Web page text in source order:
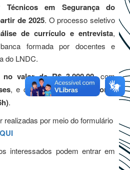
Técnicos em Segurança do
de 2025. O processo seletivo
de currículo e entrevista,
formada por docentes e
do LNDC.
no valor de R$ 3.000,00, com
, e carga horária de
30 horas
.
por meio do formulário
interessados podem entrar em